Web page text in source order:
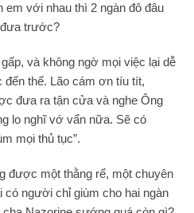
em với nhau thì 2 ngàn đô đâu
trước?
và không ngờ mọi việc lại dễ
đến thế. Lão cám ơn tíu tít,
đưa ra tận cửa và nghe Ông
lo nghĩ vớ vẩn nữa. Sẽ có
mọi thủ tục”.
được một thằng rể, một chuyên
có người chỉ giùm cho hai ngàn